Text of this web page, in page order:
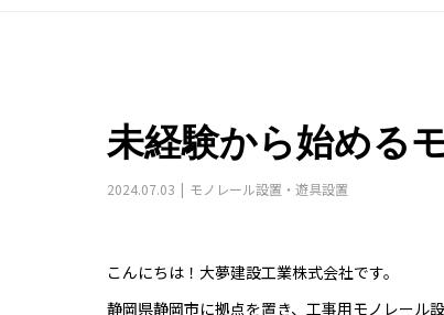
未経験から始める
2024.07.03 モノレール設置・遊具設置
こんにちは！大夢建設工業株式会社です。
静岡県静岡市に拠点を置き、工事用モノレール